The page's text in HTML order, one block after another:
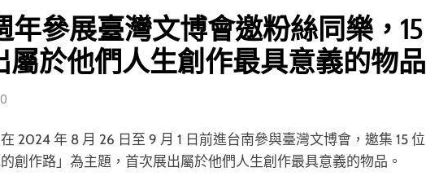
年參展臺灣文博會邀粉絲同樂，15
屬於他們人生創作最具意義的物品
0
2024 年 8 月 26 日至 9 月 1 日前進台南參與臺灣文博會，邀集 15 位
創作路」為主題，首次展出屬於他們人生創作最具意義的物品。